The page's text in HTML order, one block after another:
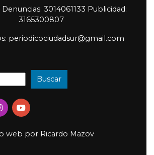
3014061133 Publicidad:
3165300807
periodicociudadsur@gmail.com
Buscar
web por Ricardo Mazov